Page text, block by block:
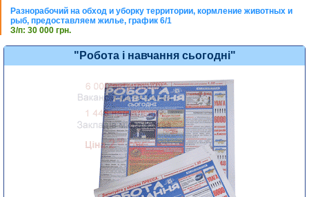
Разнорабочий на обход и уборку территории, кормление животных и
рыб, предоставляем жилье, график 6/1
З/п: 30 000 грн.
"Робота і навчання сьогодні"